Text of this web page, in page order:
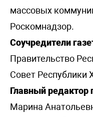
массовых
Роскомнадзор.
Соучредители
Правительство
Совет Республики
Главный редактор
Марина